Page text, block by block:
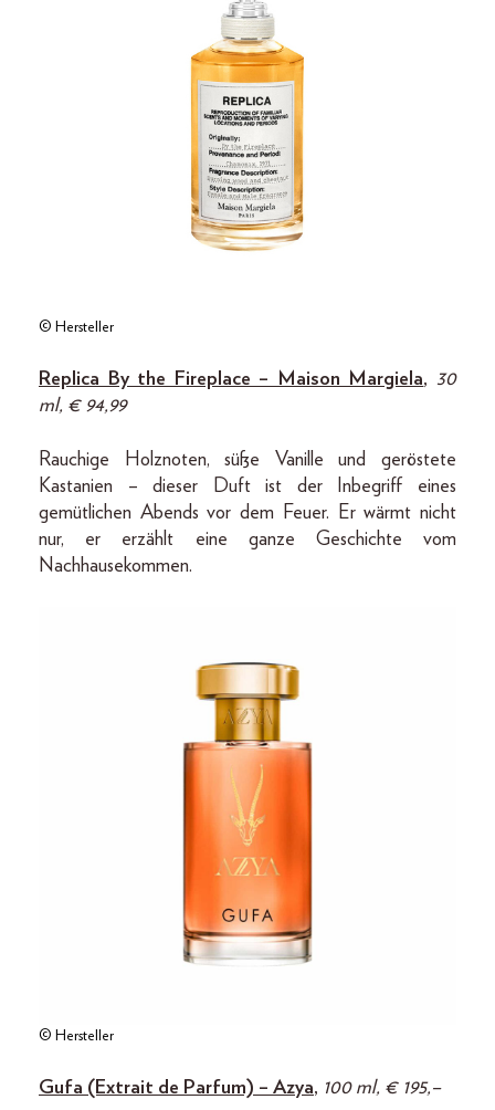
© Hersteller
Replica By the Fireplace – Maison Margiela,30
ml, € 94,99
Rauchige Holznoten, süße Vanille und geröstete
Kastanien – dieser Duft ist der Inbegriff eines
gemütlichen Abends vor dem Feuer. Er wärmt nicht
nur, er erzählt eine ganze Geschichte vom
Nachhausekommen.
© Hersteller
Gufa (Extrait de Parfum) – Azya, 100 ml, € 195,–